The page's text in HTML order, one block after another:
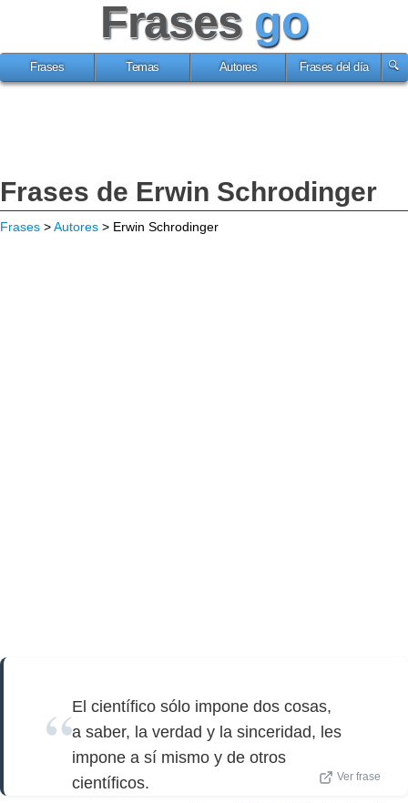
Frases go
Frases Temas Autores Frases del día
Frases de Erwin Schrodinger
Frases >Autores > Erwin Schrodinger
El científico sólo impone dos cosas,
a saber, la verdad y la sinceridad, les
impone a sí mismo y de otros
científicos.
Ver frase